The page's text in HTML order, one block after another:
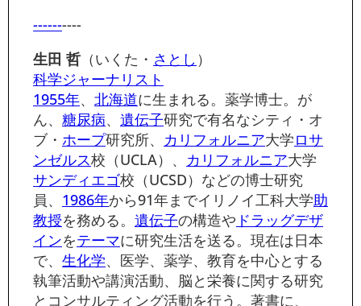
----------
生田 哲 （いくた・ さとし ）
科学ジャーナリスト
1955年、 北海道に生まれる。薬学博士。が
ん、 糖尿病、 遺伝子研究で有名なシティ・オ
ブ・ ホープ研究所、 カリフォルニア大学ロサ
ンゼルス校（UCLA）、 カリフォルニア大学
サンディエゴ校（UCSD）などの博士研究
員、 1986年から91年までイリノイ工科大学助
教授を務める。 遺伝子の構造や ドラッグデザ
インをテーマに研究生活を送る。現在は日本
で、 生化学、医学、薬学、教育を中心とする
執筆活動や講演活動、脳と栄養に関する研究
とコンサルティング活動を行う。著書に、